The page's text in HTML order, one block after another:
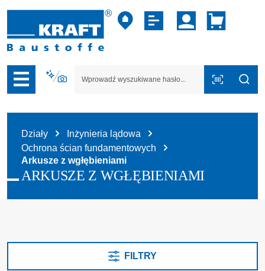
do nawigacji na platformie B2B
Działy
Inżynieria lądowa
Ochrona ścian fundamentowych
Arkusze z wgłębieniami
ARKUSZE Z WGŁĘBIENIAMI
FILTRY